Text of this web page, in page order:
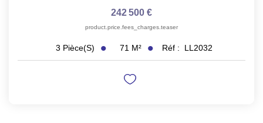
242 500 €
product.price.fees_charges.teaser
3 Pièce(s) 71 M² Réf : LL2032